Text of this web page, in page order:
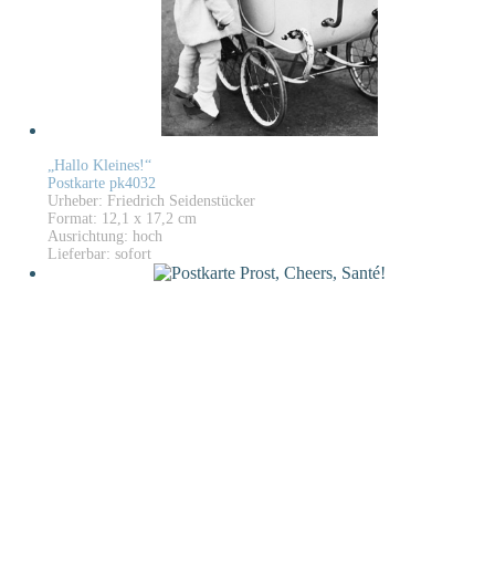
„Hallo Kleines!“
Postkarte pk4032
Urheber: Friedrich Seidenstücker
Format: 12,1 x 17,2 cm
Ausrichtung: hoch
Lieferbar: sofort